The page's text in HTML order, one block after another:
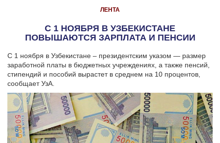
ЛЕНТА
С 1 НОЯБРЯ В УЗБЕКИСТАНЕ
ПОВЫШАЮТСЯ ЗАРПЛАТА И ПЕНСИИ
С 1 ноября в Узбекистане – президентским указом — размер
заработной платы в бюджетных учреждениях, а также пенсий,
стипендий и пособий вырастет в среднем на 10 процентов,
сообщает УзА.